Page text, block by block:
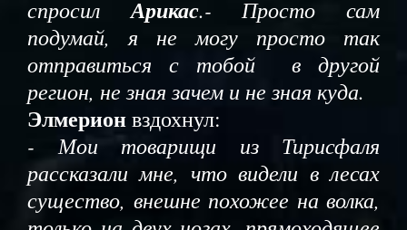
спросил Арикас.- Просто сам
подумай, я не могу просто так
отправиться с тобой в другой
регион, не зная зачем и не зная куда.
Элмерионвздохнул:
- Мои товарищи из Тирисфаля
рассказали мне, что видели в лесах
существо, внешне похожее на волка,